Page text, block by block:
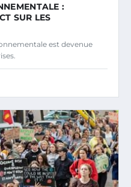
:
SUR LES
est devenue